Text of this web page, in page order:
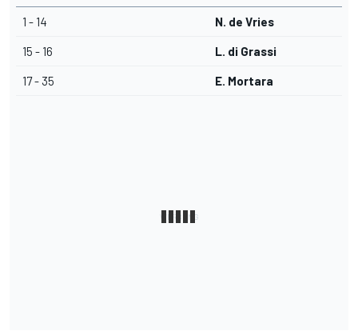
1 - 14 N. de Vries
15 - 16 L. di Grassi
17 - 35 E. Mortara